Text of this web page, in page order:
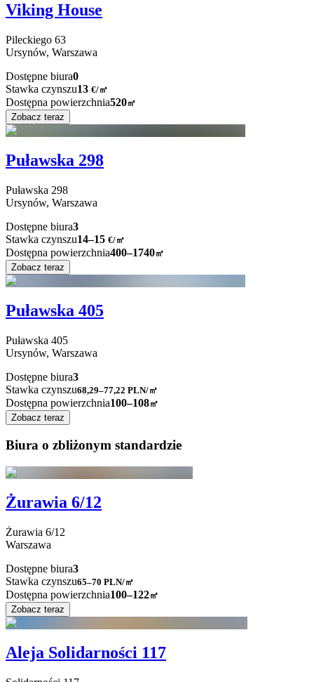
Viking House
Pileckiego 63
Ursynów, Warszawa
Dostępne biura0
Stawka czynszu13 €/㎡
Dostępna powierzchnia520㎡
Zobacz teraz
Puławska 298
Puławska 298
Ursynów, Warszawa
Dostępne biura3
Stawka czynszu14–15 €/㎡
Dostępna powierzchnia400–1740㎡
Zobacz teraz
Puławska 405
Puławska 405
Ursynów, Warszawa
Dostępne biura3
Stawka czynszu68,29–77,22 PLN/㎡
Dostępna powierzchnia100–108㎡
Zobacz teraz
Biura o zbliżonym standardzie
Żurawia 6/12
Żurawia 6/12
Warszawa
Dostępne biura3
Stawka czynszu65–70 PLN/㎡
Dostępna powierzchnia100–122㎡
Zobacz teraz
Aleja Solidarności 117